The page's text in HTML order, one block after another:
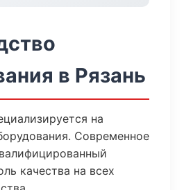
в Рязань
на
Современное
качества на всех